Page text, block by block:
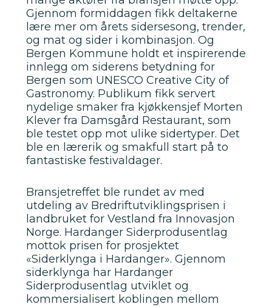
Gjennom formiddagen fikk deltakerne
lære mer om årets sidersesong, trender,
og mat og sider i kombinasjon. Og
Bergen Kommune holdt et inspirerende
innlegg om siderens betydning for
Bergen som UNESCO Creative City of
Gastronomy. Publikum fikk servert
nydelige smaker fra kjøkkensjef Morten
Klever fra Damsgård Restaurant, som
ble testet opp mot ulike sidertyper. Det
ble en lærerik og smakfull start på to
fantastiske festivaldager.
Bransjetreffet ble rundet av med
utdeling av Bredriftutviklingsprisen i
landbruket for Vestland fra Innovasjon
Norge. Hardanger Siderprodusentlag
mottok prisen for prosjektet
«Siderklynga i Hardanger». Gjennom
siderklynga har Hardanger
Siderprodusentlag utviklet og
kommersialisert koblingen mellom